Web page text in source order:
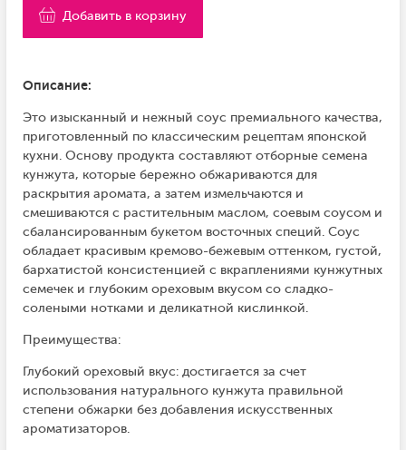
Добавить в корзину
Описание:
Это изысканный и нежный соус премиального качества,
приготовленный по классическим рецептам японской
кухни. Основу продукта составляют отборные семена
кунжута, которые бережно обжариваются для
раскрытия аромата, а затем измельчаются и
смешиваются с растительным маслом, соевым соусом и
сбалансированным букетом восточных специй. Соус
обладает красивым кремово-бежевым оттенком, густой,
бархатистой консистенцией с вкраплениями кунжутных
семечек и глубоким ореховым вкусом со сладко-
солеными нотками и деликатной кислинкой.
Преимущества:
Глубокий ореховый вкус: достигается за счет
использования натурального кунжута правильной
степени обжарки без добавления искусственных
ароматизаторов.